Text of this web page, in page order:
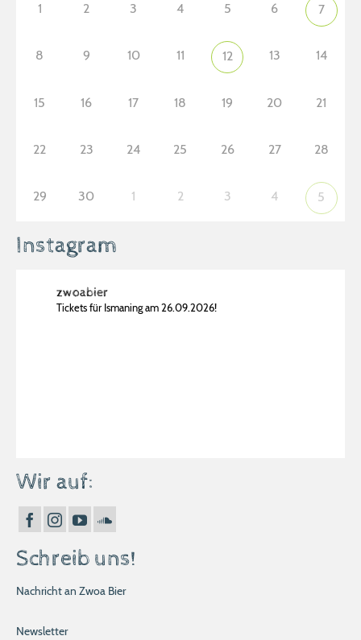
1 2 3 4 5 6 7
8 9 10 11 12 13 14
15 16 17 18 19 20 21
22 23 24 25 26 27 28
29 30 1 2 3 4 5
Instagram
zwoabier
Tickets für Ismaning am 26.09.2026!
Wir auf:
Schreib uns!
Nachricht an Zwoa Bier
Newsletter